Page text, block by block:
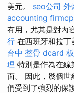
美元。 seo公司 外
accounting
有用，尤其是對內
行 在西班牙和拉丁
台中 整骨 dcard
理 特別是作為在線
面。 因此，幾個
們受到了強烈的保